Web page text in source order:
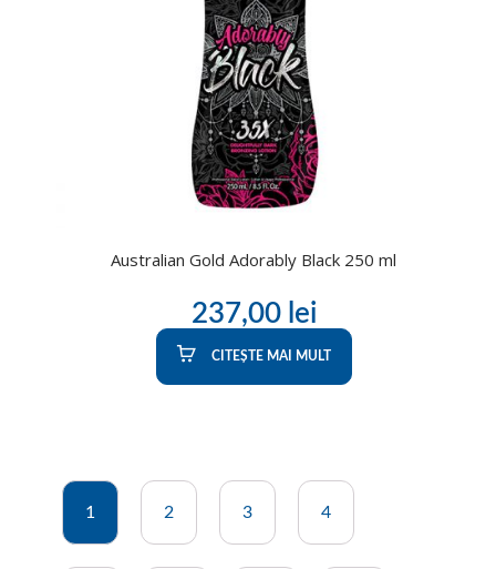
Australian Gold Adorably Black 250 ml
237,00 lei
CITEȘTE MAI MULT
1 2 3 4